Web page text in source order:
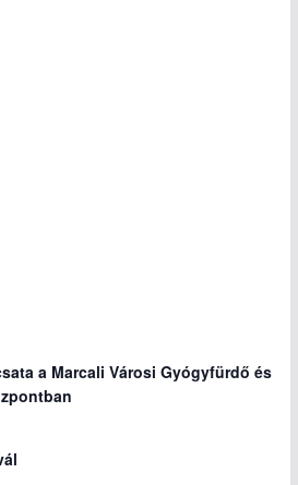
a Marcali Városi Gyógyfürdő és